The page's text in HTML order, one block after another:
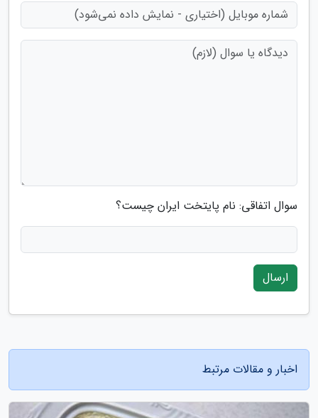
سوال اتفاقی: نام پایتخت ایران چیست؟
ارسال
اخبار و مقالات مرتبط